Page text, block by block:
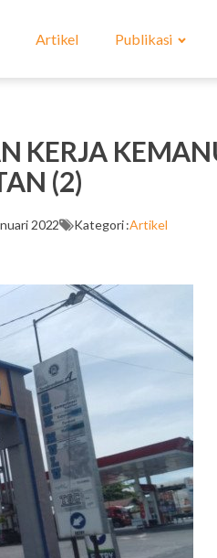
Artikel Publikasi
KERJA
(2)
2022 Kategori :Artikel